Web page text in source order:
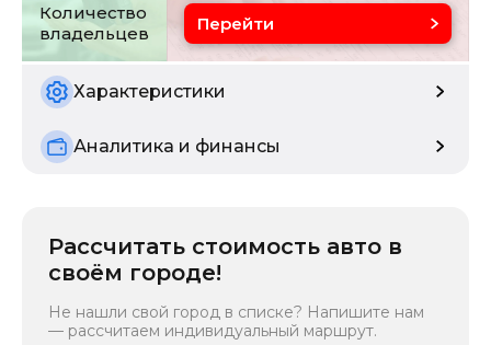
Состояние
б/у
Количество
владельцев
Перейти
Характеристики
Аналитика и финансы
Рассчитать стоимость авто в
своём городе!
Не нашли свой город в списке? Напишите нам
— рассчитаем индивидуальный маршрут.